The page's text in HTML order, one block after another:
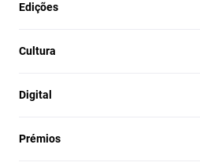
Edições
Cultura
Digital
Prémios